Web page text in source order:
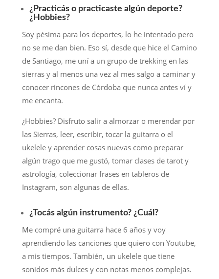
¿Practicás o practicaste algún deporte?
¿Hobbies?
Soy pésima para los deportes, lo he intentado pero
no se me dan bien. Eso sí, desde que hice el Camino
de Santiago, me uní a un grupo de trekking en las
sierras y al menos una vez al mes salgo a caminar y
conocer rincones de Córdoba que nunca antes ví y
me encanta.
¿Hobbies? Disfruto salir a almorzar o merendar por
las Sierras, leer, escribir, tocar la guitarra o el
ukelele y aprender cosas nuevas como preparar
algún trago que me gustó, tomar clases de tarot y
astrología, coleccionar frases en tableros de
Instagram, son algunas de ellas.
¿Tocás algún instrumento? ¿Cuál?
Me compré una guitarra hace 6 años y voy
aprendiendo las canciones que quiero con Youtube,
a mis tiempos. También, un ukelele que tiene
sonidos más dulces y con notas menos complejas.